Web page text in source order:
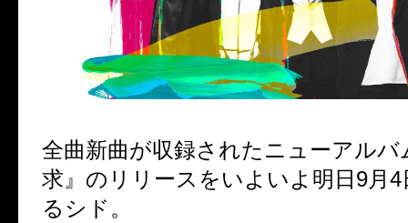
全曲新曲が収録されたニューアルバ
求』のリリースをいよいよ明日9月
るシド。